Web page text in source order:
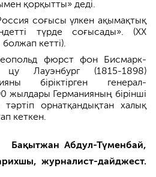
қорқытты» деді.
соғысы үлкен ақымақтық
түрде соғысады». (ХХ
кетті).
фюрст фон Бисмарк-
цу Лауэнбург (1815-1898)
біріктірген генерал-
жылдары Германияның бірінші
орнатқандықтан халық
кеткен.
Бақытжан Абдул-Түменбай,
журналист-дайджест.